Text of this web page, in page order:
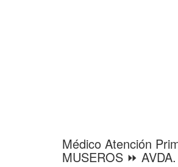
Médico Atención
MUSEROS ⏩